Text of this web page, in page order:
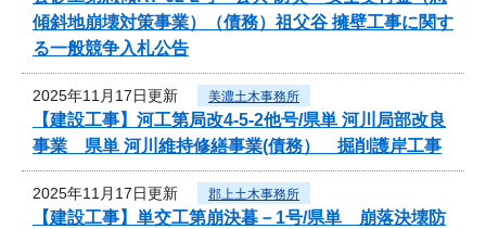
傾斜地崩壊対策事業）（債務）祖父谷 擁壁工事に関す
る一般競争入札公告
2025年11月17日更新 美濃土木事務所
【建設工事】河工第局改4-5-2他号/県単 河川局部改良
事業 県単 河川維持修繕事業(債務） 掘削護岸工事
2025年11月17日更新 郡上土木事務所
【建設工事】単交工第崩決暮－1号/県単 崩落決壊防